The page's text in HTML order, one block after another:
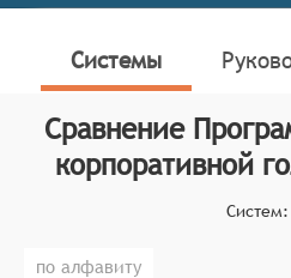
коммуникационные
компании.
определяет конкретные
для систем. Для того
голосовой связи,
Системы
Сравнение
корпоративной
Систем:
по алфавиту